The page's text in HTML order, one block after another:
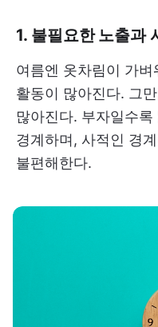
1. 불필요한 노출과
여름엔 옷차림이 가
활동이 많아진다. 그
많아진다. 부자일수
경계하며, 사적인 경
불편해한다.